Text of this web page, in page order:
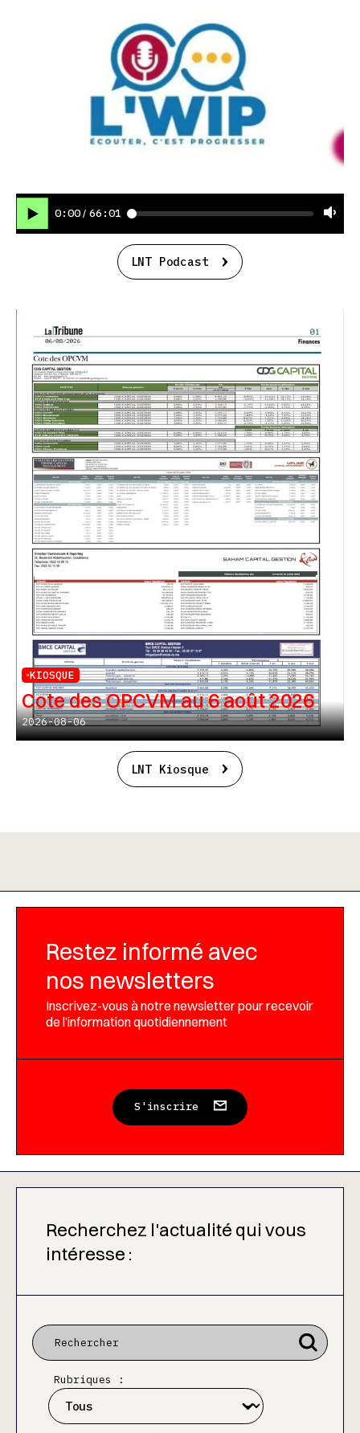
0:00 / 66:01
LNT Podcast
KIOSQUE
Cote des OPCVM au 6 août 2026
2026-08-06
LNT Kiosque
Restez informé avec
nos newsletters
Inscrivez-vous à notre newsletter pour recevoir
de l’information quotidiennement
S'inscrire
Recherchez l'actualité qui vous
intéresse :
Rubriques :